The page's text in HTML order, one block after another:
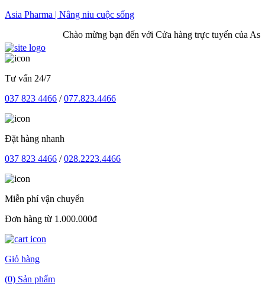
Skip
Asia Pharma | Nâng niu cuộc sống
Chào mừng bạn đến với Cửa hàng trực tuyến của Asia
Tư vấn 24/7
037 823 4466 /077.823.4466
Đặt hàng nhanh
037 823 4466 /028.2223.4466
Miễn phí vận chuyển
Đơn hàng từ 1.000.000đ
Giỏ hàng
(0) Sản phẩm